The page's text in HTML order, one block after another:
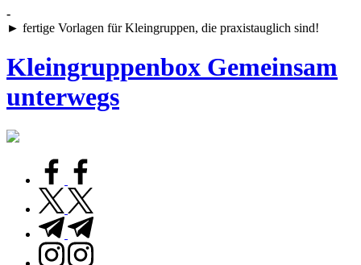
Skip
to
-
► fertige Vorlagen für Kleingruppen, die praxistauglich sind!
Kleingruppenbox Gemeinsam
unterwegs
Gemeinsam
wachsen,
leben
facebook.com
twitter.com
t.me
instagram.com